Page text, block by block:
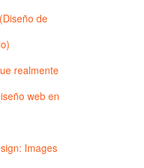
de
realmente
web en
Images